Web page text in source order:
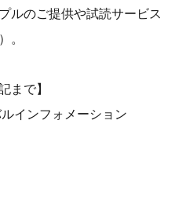
ルのご提供や試読サービス
。
まで】
インフォメーション